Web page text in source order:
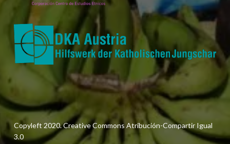
Copyleft 2020. Creative Commons Atribución-Compartir Igual
3.0